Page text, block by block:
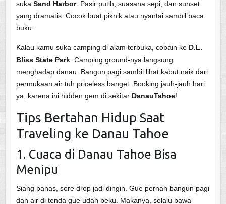
suka Sand Harbor. Pasir putih, suasana sepi, dan sunset
yang dramatis. Cocok buat piknik atau nyantai sambil baca
buku.
Kalau kamu suka camping di alam terbuka, cobain ke D.L.
Bliss State Park. Camping ground-nya langsung
menghadap danau. Bangun pagi sambil lihat kabut naik dari
permukaan air tuh priceless banget. Booking jauh-jauh hari
ya, karena ini hidden gem di sekitar DanauTahoe!
Tips Bertahan Hidup Saat
Traveling ke Danau Tahoe
1. Cuaca di Danau Tahoe Bisa
Menipu
Siang panas, sore drop jadi dingin. Gue pernah bangun pagi
dan air di tenda gue udah beku. Makanya, selalu bawa